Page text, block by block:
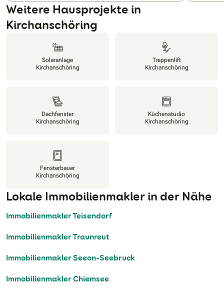
Weitere Hausprojekte in
Kirchanschöring
Solaranlage
Kirchanschöring
Treppenlift
Kirchanschöring
Dachfenster
Kirchanschöring
Küchenstudio
Kirchanschöring
Fensterbauer
Kirchanschöring
Lokale Immobilienmakler in der Nähe
Immobilienmakler Teisendorf
Immobilienmakler Traunreut
Immobilienmakler Seeon-Seebruck
Immobilienmakler Chiemsee